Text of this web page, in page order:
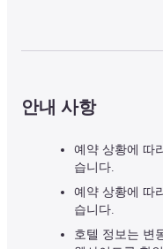
안내 사항
예약 상황에 따
습니다.
예약 상황에 따
습니다.
호텔 정보는 변